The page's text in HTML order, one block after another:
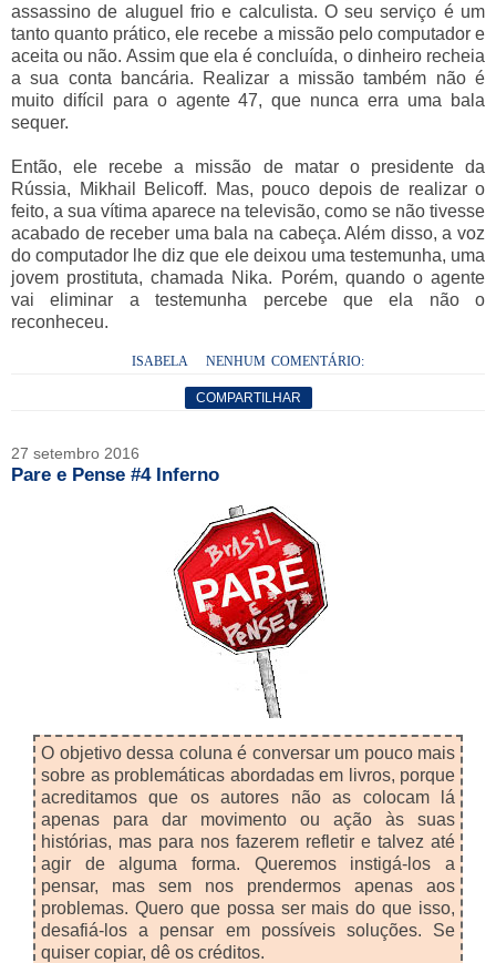
assassino de aluguel frio e calculista. O seu serviço é um
tanto quanto prático, ele recebe a missão pelo computador e
aceita ou não. Assim que ela é concluída, o dinheiro recheia
a sua conta bancária. Realizar a missão também não é
muito difícil para o agente 47, que nunca erra uma bala
sequer.
Então, ele recebe a missão de matar o presidente da
Rússia, Mikhail Belicoff. Mas, pouco depois de realizar o
feito, a sua vítima aparece na televisão, como se não tivesse
acabado de receber uma bala na cabeça. Além disso, a voz
do computador lhe diz que ele deixou uma testemunha, uma
jovem prostituta, chamada Nika. Porém, quando o agente
vai eliminar a testemunha percebe que ela não o
reconheceu.
ISABELA NENHUM COMENTÁRIO:
COMPARTILHAR
27 setembro 2016
Pare e Pense #4 Inferno
O objetivo dessa coluna é conversar um pouco mais
sobre as problemáticas abordadas em livros, porque
acreditamos que os autores não as colocam lá
apenas para dar movimento ou ação às suas
histórias, mas para nos fazerem refletir e talvez até
agir de alguma forma. Queremos instigá-los a
pensar, mas sem nos prendermos apenas aos
problemas. Quero que possa ser mais do que isso,
desafiá-los a pensar em possíveis soluções. Se
quiser copiar, dê os créditos.